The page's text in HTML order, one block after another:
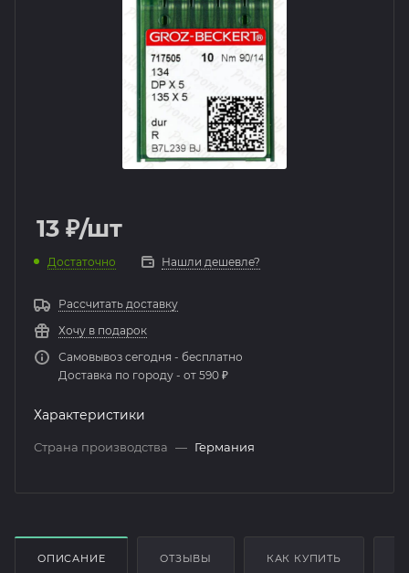
13 ₽/шт
Достаточно Нашли дешевле?
Рассчитать доставку
Хочу в подарок
Самовывоз сегодня - бесплатно
Доставка по городу - от 590 ₽
Характеристики
Страна производства — Германия
ОПИСАНИЕ ОТЗЫВЫ КАК КУПИТЬ